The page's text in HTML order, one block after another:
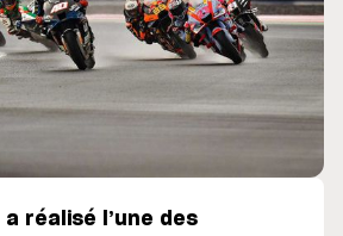
a réalisé l’une des